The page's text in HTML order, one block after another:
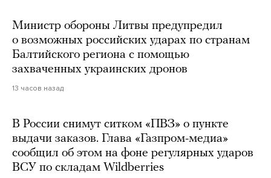
Министр обороны Литвы предупредил
о возможных российских ударах по странам
Балтийского региона с помощью
захваченных украинских дронов
13 часов назад
В России снимут ситком «ПВЗ» о пункте
выдачи заказов. Глава «Газпром-медиа»
сообщил об этом на фоне регулярных ударов
ВСУ по складам Wildberries